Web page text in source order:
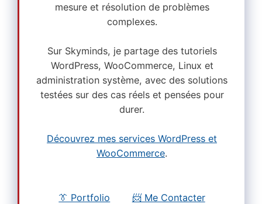
mesure et résolution de problèmes
complexes.
Sur Skyminds, je partage des tutoriels
WordPress, WooCommerce, Linux et
administration système, avec des solutions
testées sur des cas réels et pensées pour
durer.
Découvrez mes services WordPress et
WooCommerce.
👔 Portfolio 📨 Me Contacter